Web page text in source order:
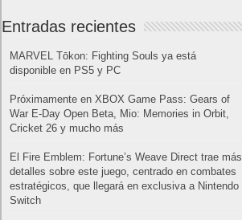
Entradas recientes
MARVEL Tōkon: Fighting Souls ya está
disponible en PS5 y PC
Próximamente en XBOX Game Pass: Gears of
War E-Day Open Beta, Mio: Memories in Orbit,
Cricket 26 y mucho más
El Fire Emblem: Fortune’s Weave Direct trae más
detalles sobre este juego, centrado en combates
estratégicos, que llegará en exclusiva a Nintendo
Switch